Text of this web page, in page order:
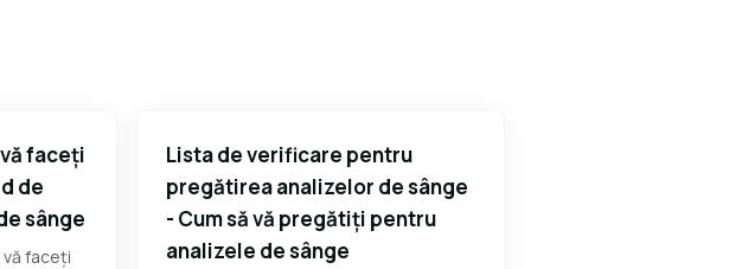
faceți
de
sânge
faceți
Lista de verificare pentru
pregătirea analizelor de sânge
- Cum să vă pregătiți pentru
analizele de sânge